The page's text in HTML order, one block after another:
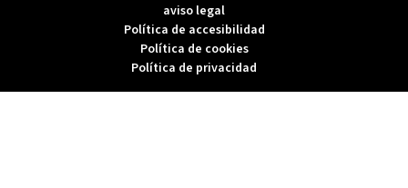
aviso legal
Política de accesibilidad
Política de cookies
Política de privacidad